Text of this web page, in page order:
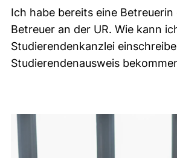
Ich habe bereits eine Betreuerin
Betreuer an der UR. Wie kann
Studierendenkanzlei
Studierendenausweis
Allgemeine
Bild